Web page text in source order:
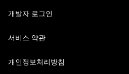
개발자 로그인
서비스 약관
개인정보처리방침